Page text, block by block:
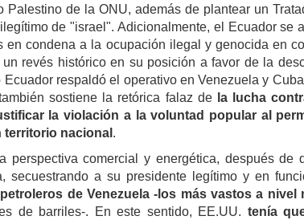
Palestino de la ONU, además de plantear un
de "israel". Adicionalmente, el Ecuador se
en condena a la ocupación ilegal y genocida en
un revés histórico en su posición a favor de la
Ecuador respaldó el operativo en Venezuela y
sostiene la retórica falaz de la lucha
la violación a la voluntad popular al
territorio nacional .
perspectiva comercial y energética, después de
secuestrando a su presidente legítimo y en
de Venezuela -los más vastos a nivel
de barriles-. En este sentido, EE.UU. tenía